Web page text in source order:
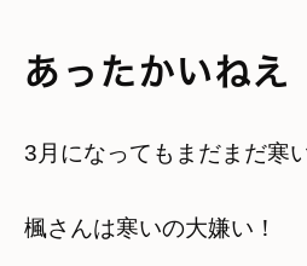
あったかいねえ
3月になってもまだまだ寒
楓さんは寒いの大嫌い！